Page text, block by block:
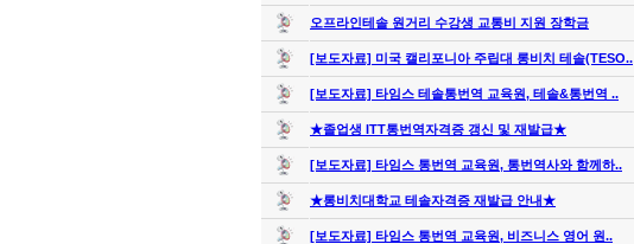
오프라인테솔 원거리 수강생 교통비 지원 장학금
[보도자료] 미국 캘리포니아 주립대 롱비치 테솔(TESO..
[보도자료] 타임스 테솔통번역 교육원, 테솔&통번역 ..
★졸업생 ITT통번역자격증 갱신 및 재발급★
[보도자료] 타임스 통번역 교육원, 통번역사와 함께하..
★롱비치대학교 테솔자격증 재발급 안내★
[보도자료] 타임스 통번역 교육원, 비즈니스 영어 원..